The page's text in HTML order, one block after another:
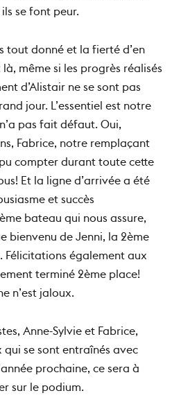
se font peur.
tout donné et la fierté d’en
même si les progrès réalisés
d’Alistair ne se sont pas
jour. L’essentiel est notre
pas fait défaut. Oui,
Fabrice, notre remplaçant
compter durant toute cette
Et la ligne d’arrivée a été
et succès
bateau qui nous assure,
bienvenu de Jenni, la 2ème
Félicitations également aux
terminé 2ème place!
n’est jaloux.
Anne-Sylvie et Fabrice,
qui se sont entraînés avec
prochaine, ce sera à
sur le podium.